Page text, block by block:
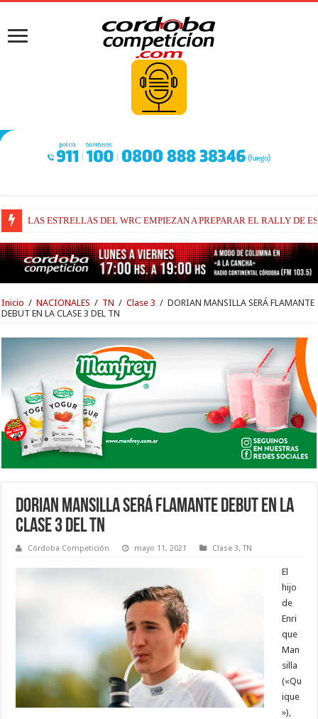
LAS ESTRELLAS DEL WRC EMPIEZAN A PREPARAR EL RALLY DE
TODO LISTO EN SILVERSTONE PARA MOTOGP
Inicio / NACIONALES / TN / Clase 3 / DORIAN MANSILLA SERÁ FLAMANTE
DEBUT EN LA CLASE 3 DEL TN
DORIAN MANSILLA SERÁ FLAMANTE DEBUT EN LA
CLASE 3 DEL TN
Córdoba Competición mayo 11, 2021 Clase 3,TN
El
hijo
de
Enri
que
Man
silla
(«Qu
ique
»),